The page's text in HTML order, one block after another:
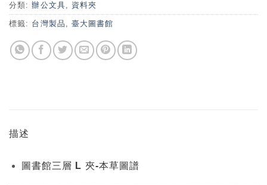
分類:辦公文具, 資料夾
標籤: 台灣製品 ,臺大圖書館
描述
圖書館三層 L 夾-本草圖譜